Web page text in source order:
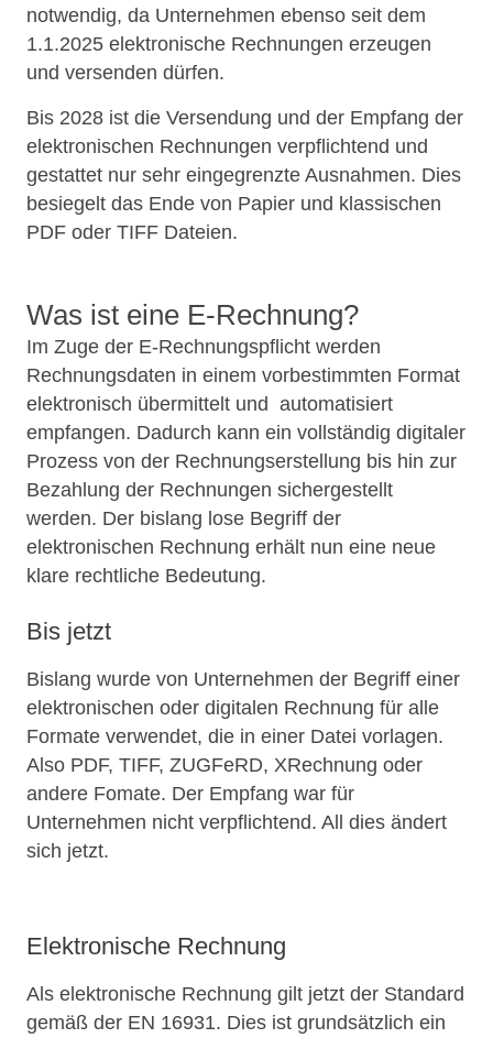
notwendig, da Unternehmen ebenso seit dem
1.1.2025 elektronische Rechnungen erzeugen
und versenden dürfen.
Bis 2028 ist die Versendung und der Empfang der
elektronischen Rechnungen verpflichtend und
gestattet nur sehr eingegrenzte Ausnahmen. Dies
besiegelt das Ende von Papier und klassischen
PDF oder TIFF Dateien.
Was ist eine E-Rechnung?
Im Zuge der E-Rechnungspflicht werden
Rechnungsdaten in einem vorbestimmten Format
elektronisch übermittelt und automatisiert
empfangen. Dadurch kann ein vollständig digitaler
Prozess von der Rechnungserstellung bis hin zur
Bezahlung der Rechnungen sichergestellt
werden. Der bislang lose Begriff der
elektronischen Rechnung erhält nun eine neue
klare rechtliche Bedeutung.
Bis jetzt
Bislang wurde von Unternehmen der Begriff einer
elektronischen oder digitalen Rechnung für alle
Formate verwendet, die in einer Datei vorlagen.
Also PDF, TIFF, ZUGFeRD, XRechnung oder
andere Fomate. Der Empfang war für
Unternehmen nicht verpflichtend. All dies ändert
sich jetzt.
Elektronische Rechnung
Als elektronische Rechnung gilt jetzt der Standard
gemäß der EN 16931. Dies ist grundsätzlich ein